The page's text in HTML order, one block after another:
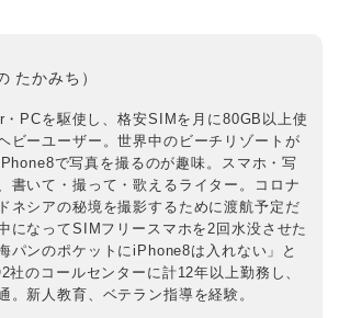
たかみち）
PCを駆使し、格安SIMを月に80GB以上使
ビーユーザー。世界中のビーチリゾートが
で写真を撮るのが趣味。スマホ・写
書いて・撮って・歌えるライター。コロナ
ネシアの秘境を撮影するために渡航予定だ
になってSIMフリースマホを2回水没させた
パンのポケットにiPhone8は入れない」と
社のコールセンターに計12年以上勤務し、
。新人教育、ベテラン指導を経験。